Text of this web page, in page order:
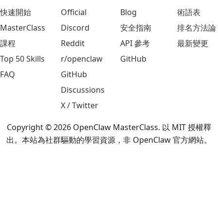
快速開始
MasterClass
課程
Top 50 Skills
FAQ
Official
Discord
Reddit
r/openclaw
GitHub
Discussions
X / Twitter
Blog
安全指南
API 參考
GitHub
術語表
排名方法論
最新變更
Copyright © 2026 OpenClaw MasterClass. 以 MIT 授權釋
出。本站為社群驅動的學習資源，非 OpenClaw 官方網站。